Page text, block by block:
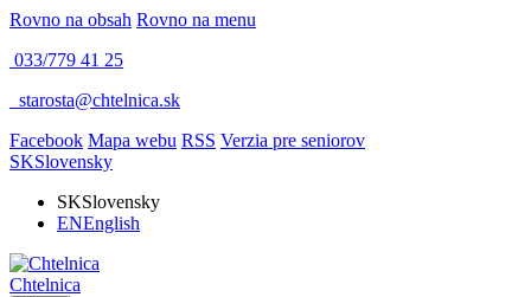
Rovno na obsah Rovno na menu
033/779 41 25
starosta@chtelnica.sk
Facebook Mapa webu RSS Verzia pre seniorov
SKSlovensky
SKSlovensky
ENEnglish
Chtelnica